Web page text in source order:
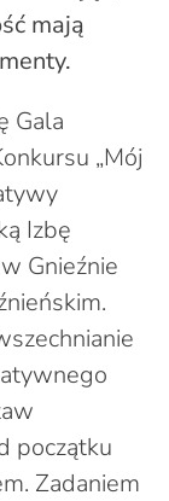
mają
Gala
„Mój
Izbę
Gnieźnie
początku
Zadaniem